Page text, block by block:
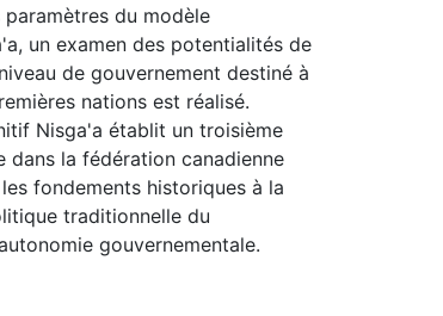
du modèle
un examen des potentialités de
de gouvernement destiné à
nations est réalisé.
Nisga'a établit un troisième
dans la fédération canadienne
fondements historiques à la
traditionnelle du
gouvernementale.